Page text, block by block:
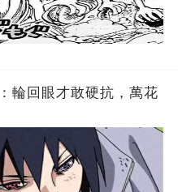
輪回眼才敢硬抗，萬花